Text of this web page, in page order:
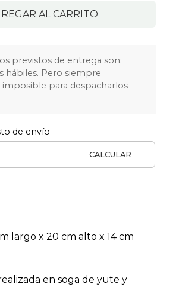
AL CARRITO
previstos de entrega son:
hábiles. Pero siempre
para despacharlos
de envío
CALCULAR
largo x 20 cm alto x 14 cm
en soga de yute y